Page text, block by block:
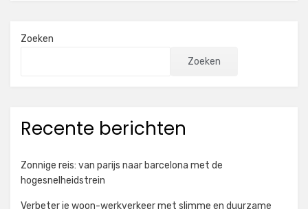
Zoeken
Zoeken
Recente berichten
Zonnige reis: van parijs naar barcelona met de
hogesnelheidstrein
Verbeter je woon-werkverkeer met slimme en duurzame